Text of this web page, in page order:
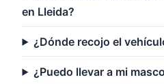
en Lleida?
¿Dónde recojo el
¿Puedo llevar a mi